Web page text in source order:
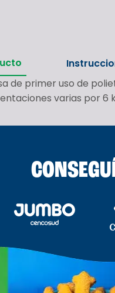
de primer uso de
varias por 6